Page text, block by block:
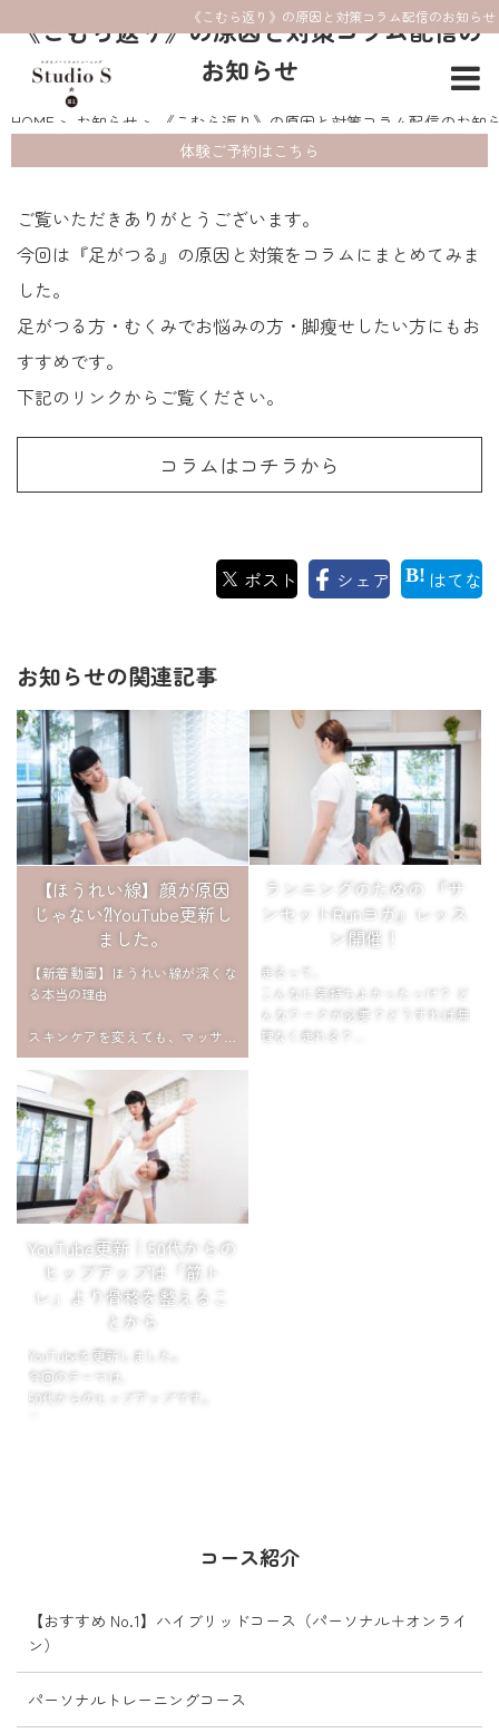
《こむら返り》の原因と対策コラム配信のお知らせ
体験ご予約はこちら
《こむら返り》の原因と対策コラム配信の
お知らせ
HOME お知らせ 《こむら返り》の原因と対策コラム配信のお知
ご覧いただきありがとうございます。
今回は『足がつる』の原因と対策をコラムにまとめてみま
した。
足がつる方・むくみでお悩みの方・脚瘦せしたい方にもお
すすめです。
下記のリンクからご覧ください。
コラムはコチラから
ポスト シェア はてな
お知らせの関連記事
【ほうれい線】顔が原因
じゃない⁈YouTube更新し
ました。
【新着動画】ほうれい線が深くな
る本当の理由
スキンケアを変えても、マッサー
ジをしても変わらない。
その理由は、顔ではなく姿勢にあ
りました。
デスクでできる骨格ケアもご紹介
しています。 htt...
ランニングのための 『サ
ンセットRunヨガ』レッス
ン開催！
走るって、
こんなに気持ちよかったっけ？ ど
んなワークが必要？どうすれば無
理なく走れる？
YouTube更新｜50代からの
ヒップアップは「筋ト
レ」より骨格を整えるこ
とから
YouTubeを更新しました。
今回のテーマは、
50代からのヒップアップです。
コース紹介
【おすすめ No.1】ハイブリッドコース（パーソナル＋オンライ
ン）
パーソナルトレーニングコース